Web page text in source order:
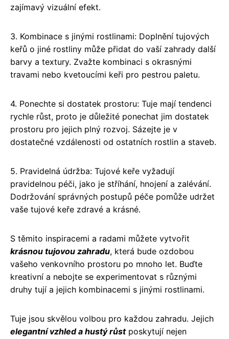
zajímavý vizuální efekt.
3. Kombinace s jinými rostlinami: Doplnění tujových
keřů o jiné rostliny může přidat do vaší zahrady další
barvy a textury. Zvažte kombinaci s okrasnými
travami nebo kvetoucími keři pro pestrou paletu.
4. Ponechte si dostatek prostoru: Tuje mají tendenci
rychle růst, proto je důležité ponechat jim dostatek
prostoru pro jejich plný rozvoj. Sázejte je v
dostatečné vzdálenosti od ostatních rostlin a staveb.
5. Pravidelná údržba: Tujové keře vyžadují
pravidelnou péči, jako je stříhání, hnojení a zalévání.
Dodržování správných postupů péče pomůže udržet
vaše tujové keře zdravé a krásné.
S těmito inspiracemi a radami můžete vytvořit
krásnou tujovou zahradu, která bude ozdobou
vašeho venkovního prostoru po mnoho let. Buďte
kreativní a nebojte se experimentovat s různými
druhy tují a jejich kombinacemi s jinými rostlinami.
Tuje jsou skvělou volbou pro každou zahradu. Jejich
elegantní vzhled a hustý růstposkytují nejen